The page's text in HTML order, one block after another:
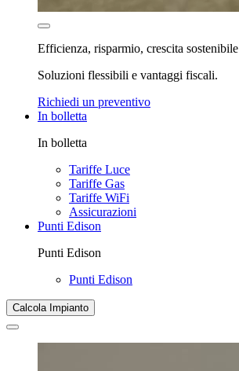
Efficienza, risparmio, crescita sostenibile
Soluzioni flessibili e vantaggi fiscali.
Richiedi un preventivo
In bolletta
In bolletta
Tariffe Luce
Tariffe Gas
Tariffe WiFi
Assicurazioni
Punti Edison
Punti Edison
Punti Edison
Calcola Impianto